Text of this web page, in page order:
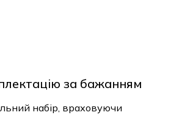
за бажанням
набір, враховуючи